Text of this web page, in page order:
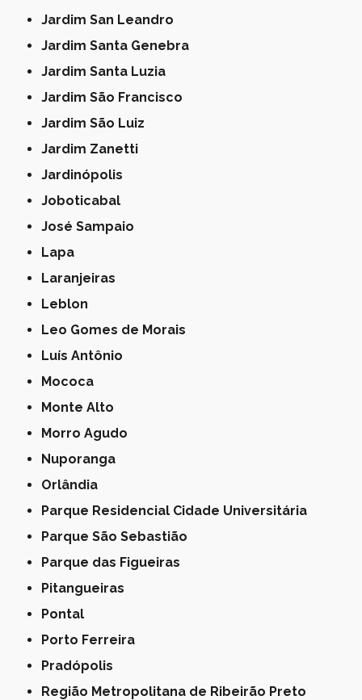
Jardim San Leandro
Jardim Santa Genebra
Jardim Santa Luzia
Jardim São Francisco
Jardim São Luiz
Jardim Zanetti
Jardinópolis
Joboticabal
José Sampaio
Lapa
Laranjeiras
Leblon
Leo Gomes de Morais
Luís Antônio
Mococa
Monte Alto
Morro Agudo
Nuporanga
Orlândia
Parque Residencial Cidade Universitária
Parque São Sebastião
Parque das Figueiras
Pitangueiras
Pontal
Porto Ferreira
Pradópolis
Região Metropolitana de Ribeirão Preto